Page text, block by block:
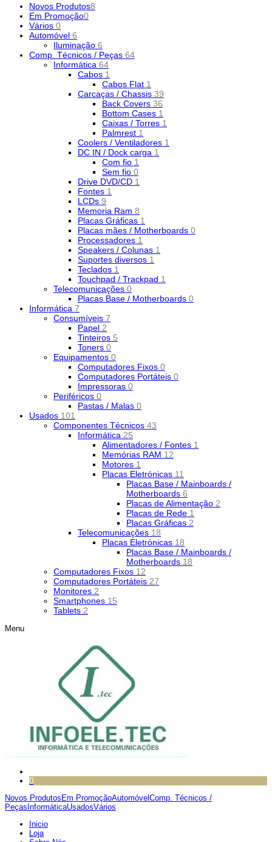
Novos Produtos8
Em Promoção0
Vários 0
Automóvel 6
Iluminação 6
Comp. Técnicos / Peças 64
Informática 64
Cabos 1
Cabos Flat 1
Carcaças / Chassis 39
Back Covers 36
Bottom Cases 1
Caixas / Torres 1
Palmrest 1
Coolers / Ventiladores 1
DC IN / Dock carga 1
Com fio 1
Sem fio 0
Drive DVD/CD 1
Fontes 1
LCDs 9
Memoria Ram 8
Placas Gráficas 1
Placas mães / Motherboards 0
Processadores 1
Speakers / Colunas 1
Suportes diversos 1
Teclados 1
Touchpad / Trackpad 1
Telecomunicações 0
Placas Base / Motherboards 0
Informática 7
Consumíveis 7
Papel 2
Tinteiros 5
Toners 0
Equipamentos 0
Computadores Fixos 0
Computadores Portáteis 0
Impressoras 0
Periféricos 0
Pastas / Malas 0
Usados 101
Componentes Técnicos 43
Informática 25
Alimentadores / Fontes 1
Memórias RAM 12
Motores 1
Placas Eletrónicas 11
Placas Base / Mainboards /
Motherboards 6
Placas de Alimentação 2
Placas de Rede 1
Placas Gráficas 2
Telecomunicações 18
Placas Eletrónicas 18
Placas Base / Mainboards /
Motherboards 18
Computadores Fixos 12
Computadores Portáteis 27
Monitores 2
Smartphones 15
Tablets 2
Menu
0
Novos Produtos Em PromoçãoAutomóvel Comp. Técnicos /
Peças InformáticaUsadosVários
Inicio
Loja